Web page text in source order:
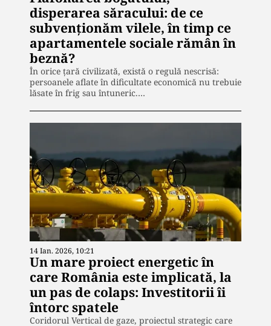
disperarea săracului: de ce
subvenționăm vilele, în timp ce
apartamentele sociale rămân în
beznă?
În orice țară civilizată, există o regulă nescrisă:
persoanele aflate în dificultate economică nu trebuie
lăsate în frig sau întuneric.…
14 Ian. 2026, 10:21
Un mare proiect energetic în
care România este implicată, la
un pas de colaps: Investitorii îi
întorc spatele
Coridorul Vertical de gaze, proiectul strategic care